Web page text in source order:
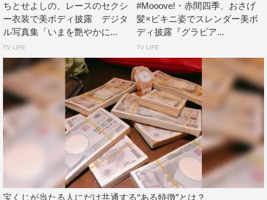
ちとせよしの、レースのセクシ
ー衣装で美ボディ披露 デジタ
ル写真集「いまを艶やかに...
TV LIFE
#Mooove!・赤間四季、おさげ
髪×ビキニ姿でスレンダー美ボ
ディ披露『グラビア...
TV LIFE
宝くじが当たる人にだけ共通する“ある特徴”とは？